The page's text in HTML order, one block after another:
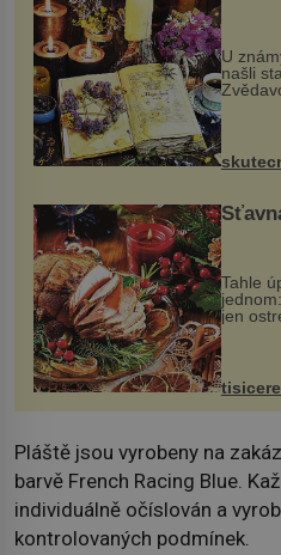
U
našli
jsem si
na
změnil
Tahle
jen
krků.
vcelku
Pláště jsou vyrobeny na
barvě French Racing Blue.
individuálně očíslován a
kontrolovaných podmínek.